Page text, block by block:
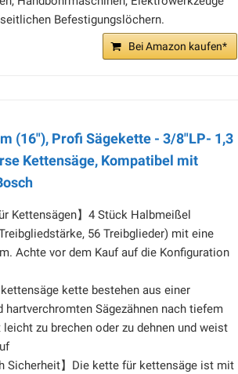
Befestigungslöchern.
Bei Amazon kaufen*
(16"), Profi Sägekette - 3/8"LP- 1,3
Kettensäge, Kompatibel mit
Kettensägen】4 Stück Halbmeißel
56 Treibglieder) mit eine
Achte vor dem Kauf auf die Konfiguration
kette bestehen aus einer
hartverchromten Sägezähnen nach tiefem
zu brechen oder zu dehnen und weist
Sicherheit】Die kette für kettensäge ist mit